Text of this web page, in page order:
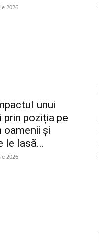
2026
unui
prin poziția pe
oamenii și
le lasă...
2026